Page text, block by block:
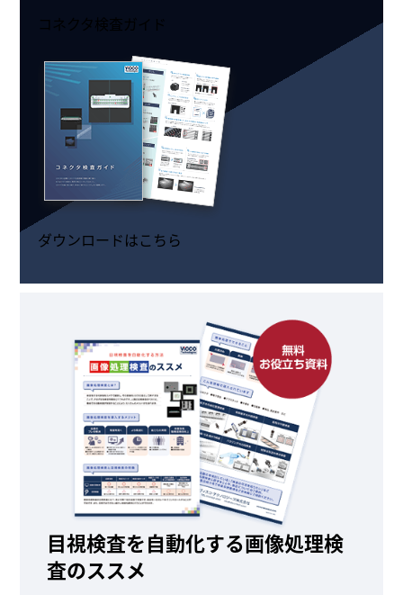
コネクタ検査ガイド
ダウンロードはこちら
目視検査を自動化する画像処理検
査のススメ